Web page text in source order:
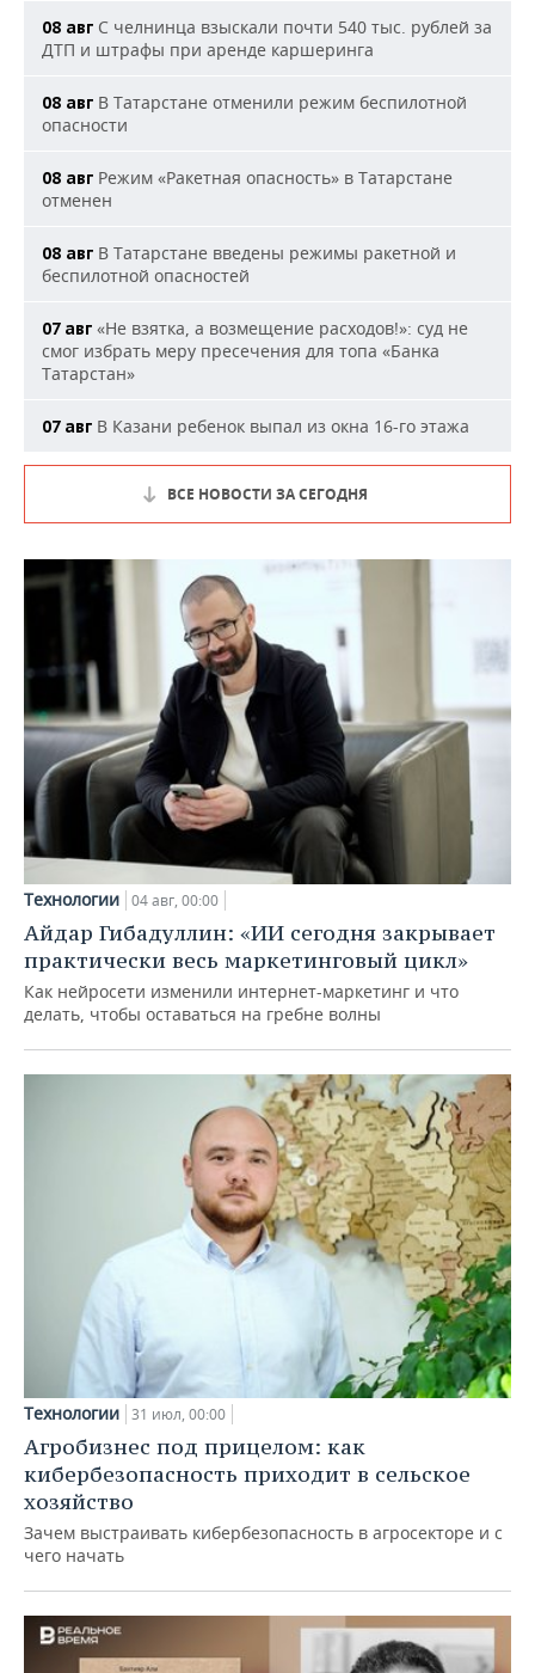
08 авг С челнинца взыскали почти 540 тыс. рублей за
ДТП и штрафы при аренде каршеринга
08 авг В Татарстане отменили режим беспилотной
опасности
08 авг Режим «Ракетная опасность» в Татарстане
отменен
08 авг В Татарстане введены режимы ракетной и
беспилотной опасностей
07 авг «Не взятка, а возмещение расходов!»: суд не
смог избрать меру пресечения для топа «Банка
Татарстан»
07 авг В Казани ребенок выпал из окна 16-го этажа
ВСЕ НОВОСТИ ЗА СЕГОДНЯ
Технологии 04 авг, 00:00
Айдар Гибадуллин: «ИИ сегодня закрывает
практически весь маркетинговый цикл»
Как нейросети изменили интернет-маркетинг и что
делать, чтобы оставаться на гребне волны
Технологии 31 июл, 00:00
Агробизнес под прицелом: как
кибербезопасность приходит в сельское
хозяйство
Зачем выстраивать кибербезопасность в агросекторе и с
чего начать